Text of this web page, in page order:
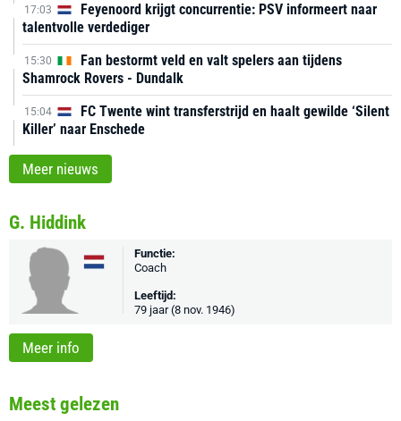
17:03
Feyenoord krijgt concurrentie: PSV informeert naar
talentvolle verdediger
15:30
Fan bestormt veld en valt spelers aan tijdens
Shamrock Rovers - Dundalk
15:04
FC Twente wint transferstrijd en haalt gewilde ‘Silent
Killer’ naar Enschede
Meer nieuws
G. Hiddink
Functie:
Coach
Leeftijd:
79 jaar (8 nov. 1946)
Meer info
Meest gelezen